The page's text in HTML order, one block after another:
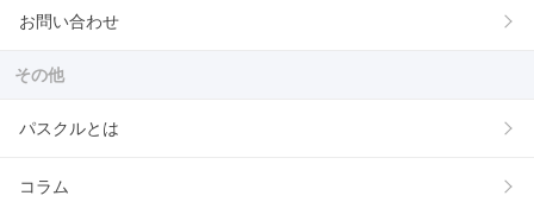
お問い合わせ
その他
パスクルとは
コラム